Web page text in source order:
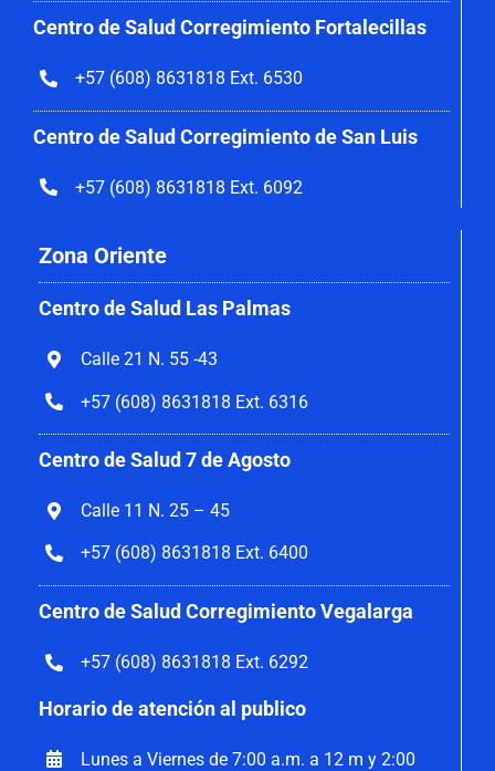
Centro de Salud Corregimiento Fortalecillas
+57 (608) 8631818 Ext. 6530
Centro de Salud Corregimiento de San Luis
+57 (608) 8631818 Ext. 6092
Zona Oriente
Centro de Salud Las Palmas
Calle 21 N. 55 -43
+57 (608) 8631818 Ext. 6316
Centro de Salud 7 de Agosto
Calle 11 N. 25 – 45
+57 (608) 8631818 Ext. 6400
Centro de Salud Corregimiento Vegalarga
+57 (608) 8631818 Ext. 6292
Horario de atención al publico
Lunes a Viernes de 7:00 a.m. a 12 m y 2:00